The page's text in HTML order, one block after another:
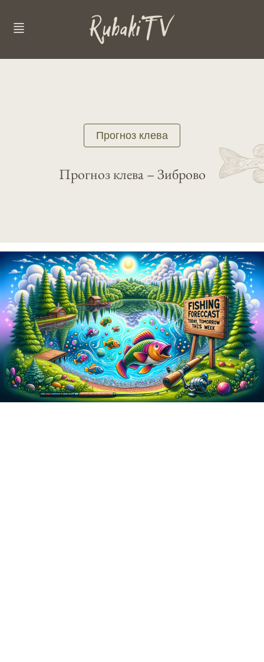
Прогноз клева
Прогноз клева – Зиброво